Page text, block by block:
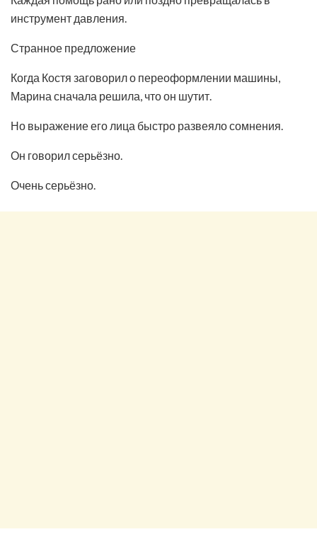
инструмент давления.
Странное предложение
Когда Костя заговорил о переоформлении машины,
Марина сначала решила, что он шутит.
Но выражение его лица быстро развеяло сомнения.
Он говорил серьёзно.
Очень серьёзно.